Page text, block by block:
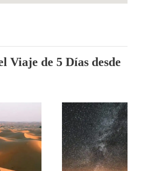
Viaje de 5 Días desde